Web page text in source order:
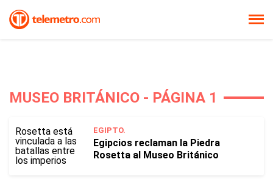
MUSEO BRITÁNICO - PÁGINA 1
EGIPTO.
Egipcios reclaman la Piedra
Rosetta al Museo Británico